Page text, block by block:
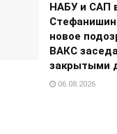
НАБУ и САП
новое
ВАКС
закрытыми
06.08.2026